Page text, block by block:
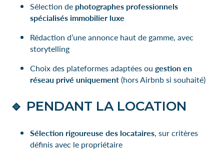
Sélection de photographes professionnels
spécialisés immobilier luxe
Rédaction d’une annonce haut de gamme, avec
storytelling
Choix des plateformes adaptées ou gestion en
réseau privé uniquement(hors Airbnb si souhaité)
🔹 PENDANT LA LOCATION
Sélection rigoureuse des locataires, sur critères
définis avec le propriétaire